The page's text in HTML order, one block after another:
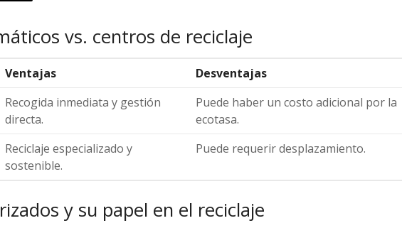
vs. centros de reciclaje
Ventajas
Desventajas
Recogida inmediata y gestión
directa.
Puede haber un costo adicional por la
ecotasa.
Reciclaje especializado y
sostenible.
Puede requerir desplazamiento.
y su papel en el reciclaje